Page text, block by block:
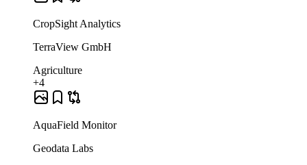
CropSight Analytics
TerraView GmbH
Agriculture
+4
AquaField Monitor
Geodata Labs